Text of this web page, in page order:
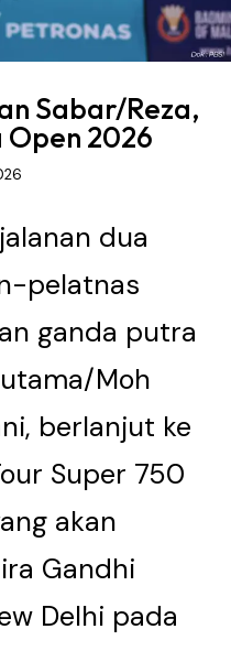
Sabar/Reza,
Open 2026
dua
pelatnas
ganda putra
Moh
berlanjut ke
Super 750
akan
Gandhi
Delhi pada